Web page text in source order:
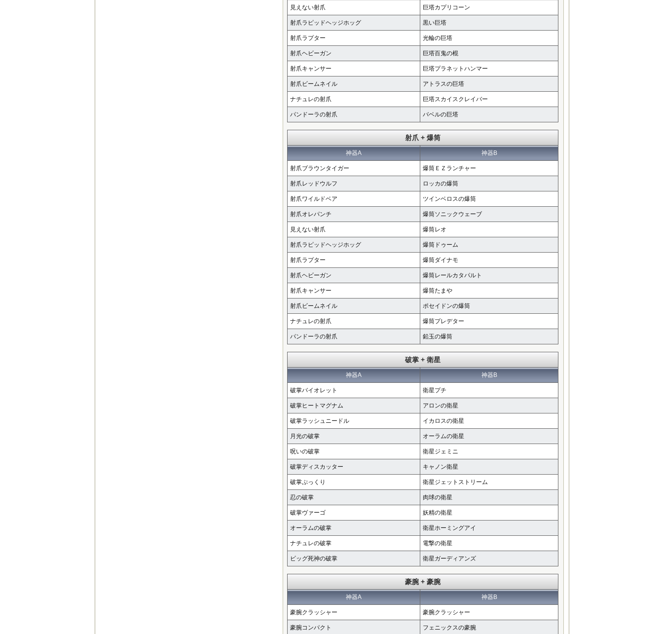
見えない射爪 巨塔カプリコーン
射爪ラピッドヘッジホッグ 黒い巨塔
射爪ラプター 光輪の巨塔
射爪ヘビーガン 巨塔百鬼の棍
射爪キャンサー 巨塔プラネットハンマー
射爪ビームネイル アトラスの巨塔
ナチュレの射爪 巨塔スカイスクレイバー
パンドーラの射爪 バベルの巨塔
射爪 + 爆筒
神器A 神器B
射爪ブラウンタイガー 爆筒ＥＺランチャー
射爪レッドウルフ ロッカの爆筒
射爪ワイルドベア ツインベロスの爆筒
射爪オレパンチ 爆筒ソニックウェーブ
見えない射爪 爆筒レオ
射爪ラピッドヘッジホッグ 爆筒ドゥーム
射爪ラプター 爆筒ダイナモ
射爪ヘビーガン 爆筒レールカタパルト
射爪キャンサー 爆筒たまや
射爪ビームネイル ポセイドンの爆筒
ナチュレの射爪 爆筒プレデター
パンドーラの射爪 鉛玉の爆筒
破掌 + 衛星
神器A 神器B
破掌バイオレット 衛星プチ
破掌ヒートマグナム アロンの衛星
破掌ラッシュニードル イカロスの衛星
月光の破掌 オーラムの衛星
呪いの破掌 衛星ジェミニ
破掌ディスカッター キャノン衛星
破掌ぷっくり 衛星ジェットストリーム
忍の破掌 肉球の衛星
破掌ヴァーゴ 妖精の衛星
オーラムの破掌 衛星ホーミングアイ
ナチュレの破掌 電撃の衛星
ビッグ死神の破掌 衛星ガーディアンズ
豪腕 + 豪腕
神器A 神器B
豪腕クラッシャー 豪腕クラッシャー
豪腕コンパクト フェニックスの豪腕